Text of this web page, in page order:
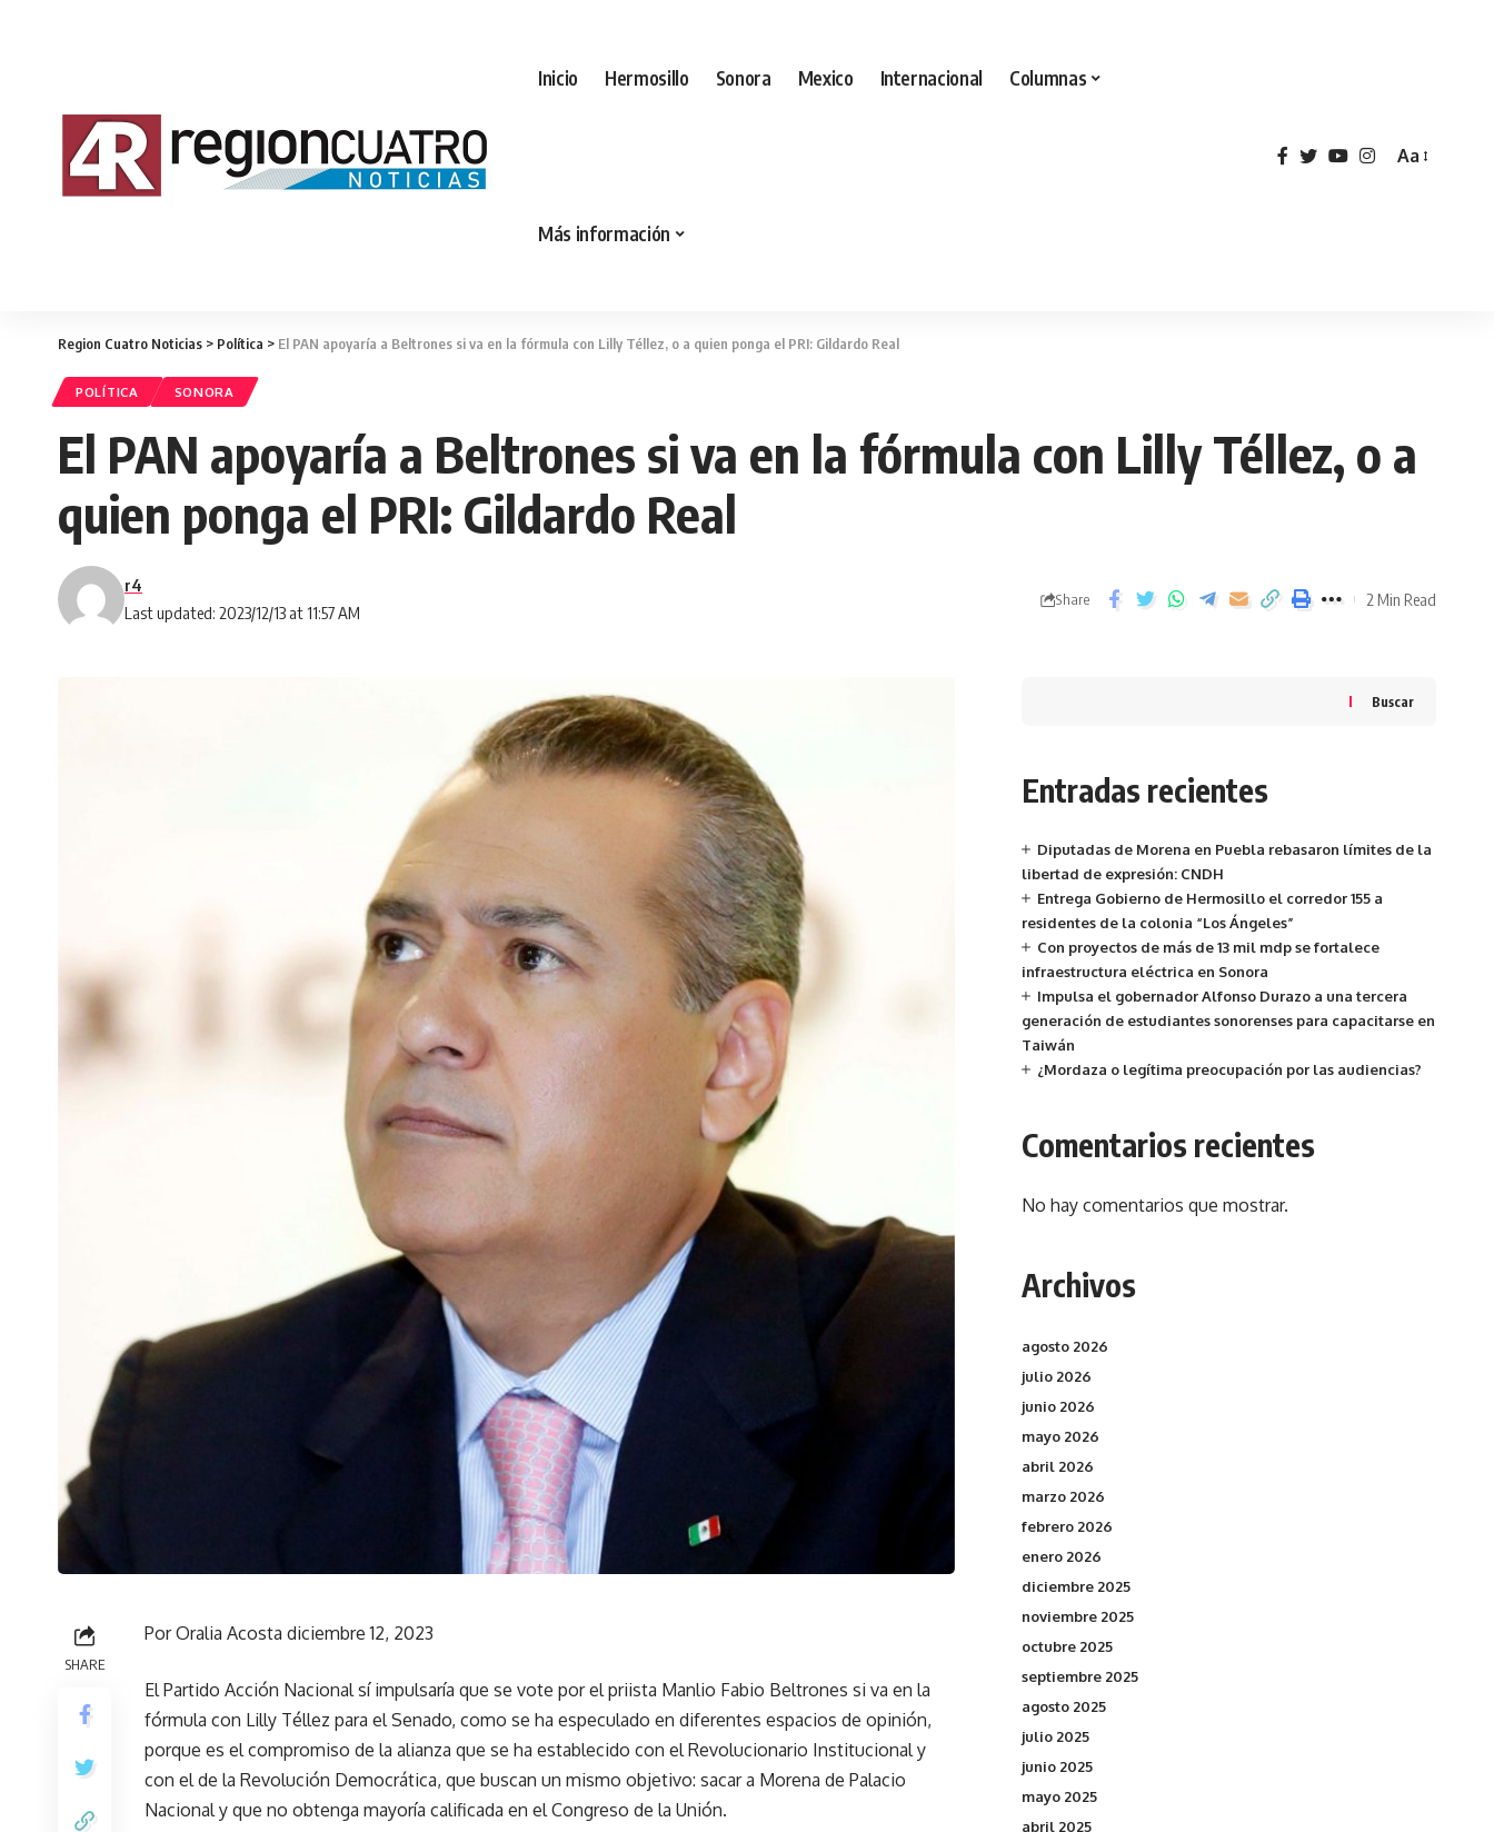
Inicio Hermosillo Sonora Mexico Internacional Columnas
Más información
Aa
Region Cuatro Noticias > Política > El PAN apoyaría a Beltrones si va en la fórmula con Lilly Téllez, o a quien ponga el PRI: Gildardo Real
POLÍTICA SONORA
El PAN apoyaría a Beltrones si va en la fórmula con Lilly Téllez, o a
quien ponga el PRI: Gildardo Real
Last updated: 2023/12/13 at 11:57 AM
r4
Share 2 Min Read
SHARE
Por Oralia Acosta diciembre 12, 2023
El Partido Acción Nacional sí impulsaría que se vote por el priista Manlio Fabio Beltrones si va en la
fórmula con Lilly Téllez para el Senado, como se ha especulado en diferentes espacios de opinión,
porque es el compromiso de la alianza que se ha establecido con el Revolucionario Institucional y
con el de la Revolución Democrática, que buscan un mismo objetivo: sacar a Morena de Palacio
Nacional y que no obtenga mayoría calificada en el Congreso de la Unión.
Buscar
Entradas recientes
Diputadas de Morena en Puebla rebasaron límites de la
libertad de expresión: CNDH
Entrega Gobierno de Hermosillo el corredor 155 a
residentes de la colonia “Los Ángeles”
Con proyectos de más de 13 mil mdp se fortalece
infraestructura eléctrica en Sonora
Impulsa el gobernador Alfonso Durazo a una tercera
generación de estudiantes sonorenses para capacitarse en
Taiwán
¿Mordaza o legítima preocupación por las audiencias?
Comentarios recientes
No hay comentarios que mostrar.
Archivos
agosto 2026
julio 2026
junio 2026
mayo 2026
abril 2026
marzo 2026
febrero 2026
enero 2026
diciembre 2025
noviembre 2025
octubre 2025
septiembre 2025
agosto 2025
julio 2025
junio 2025
mayo 2025
abril 2025